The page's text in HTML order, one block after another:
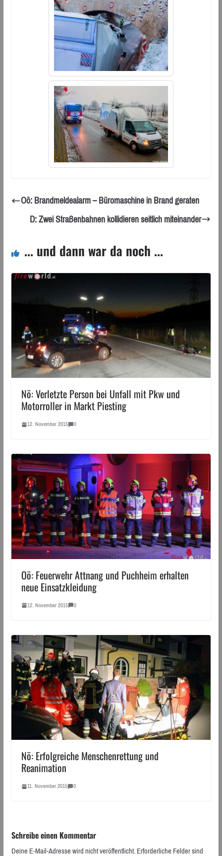
Oö: Brandmeldealarm – Büromaschine in Brand geraten
D: Zwei Straßenbahnen kollidieren seitlich miteinander
... und dann war da noch ...
Nö: Verletzte Person bei Unfall mit Pkw und
Motorroller in Markt Piesting
12. November 2015 0
Oö: Feuerwehr Attnang und Puchheim erhalten
neue Einsatzkleidung
12. November 2015 0
Nö: Erfolgreiche Menschenrettung und
Reanimation
11. November 2015 0
Schreibe einen Kommentar
Deine E-Mail-Adresse wird nicht veröffentlicht.Erforderliche Felder sind